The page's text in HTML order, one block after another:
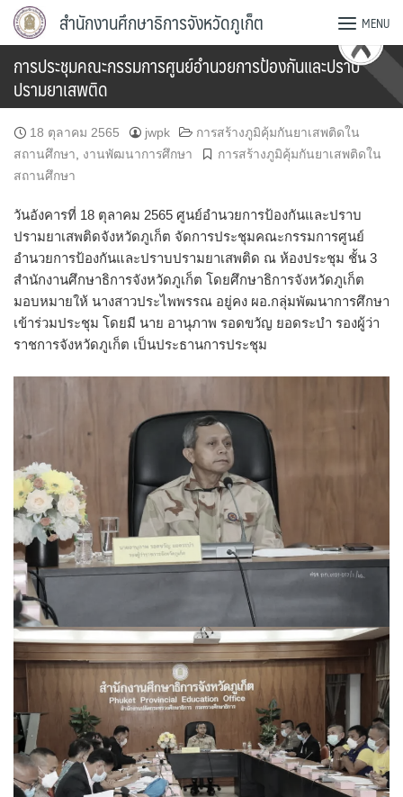
Skip
สำนักงานศึกษาธิการจังหวัดภูเก็ต MENU
การประชุมคณะกรรมการศูนย์อำนวยการป้องกันและปราบ
ปรามยาเสพติด
18 ตุลาคม 2565 jwpk
การสร้างภูมิคุ้มกันยาเสพติดใน
สถานศึกษา
งานพัฒนาการศึกษา
การสร้างภูมิคุ้มกันยาเสพติดใน
สถานศึกษา
วันอังคารที่ 18 ตุลาคม 2565 ศูนย์อำนวยการป้องกันและปราบ
ปรามยาเสพติดจังหวัดภูเก็ต จัดการประชุมคณะกรรมการศูนย์
อำนวยการป้องกันและปราบปรามยาเสพติด ณ ห้องประชุม ชั้น 3
สำนักงานศึกษาธิการจังหวัดภูเก็ต โดยศึกษาธิการจังหวัดภูเก็ต
มอบหมายให้ นางสาวประไพพรรณ อยู่คง ผอ.กลุ่มพัฒนาการศึกษา
เข้าร่วมประชุม โดยมี นาย อานุภาพ รอดขวัญ ยอดระบำ รองผู้ว่า
ราชการจังหวัดภูเก็ต เป็นประธานการประชุม